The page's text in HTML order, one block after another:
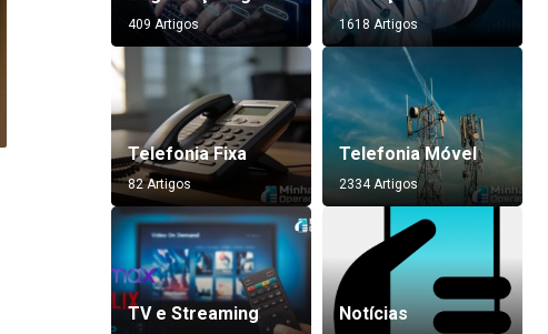
409 Artigos 1618 Artigos
Telefonia Fixa
82 Artigos
Telefonia Móvel
2334 Artigos
TV e Streaming Notícias